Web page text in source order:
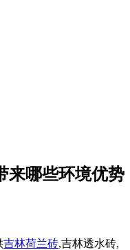
来哪些环境优势
吉林荷兰砖,吉林透水砖,